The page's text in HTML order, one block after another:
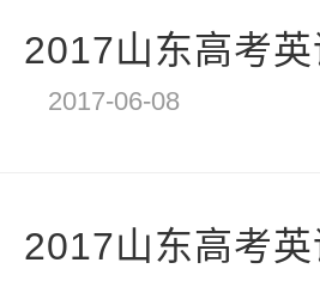
2017山东高考
2017-06-08
2017山东高考